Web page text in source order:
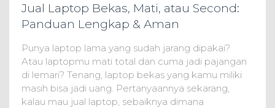
Jual Laptop Bekas, Mati, atau Second:
Panduan Lengkap & Aman
Punya laptop lama yang sudah jarang dipakai?
Atau laptopmu mati total dan cuma jadi pajangan
di lemari? Tenang, laptop bekas yang kamu miliki
masih bisa jadi uang. Pertanyaannya sekarang,
kalau mau jual laptop, sebaiknya dimana